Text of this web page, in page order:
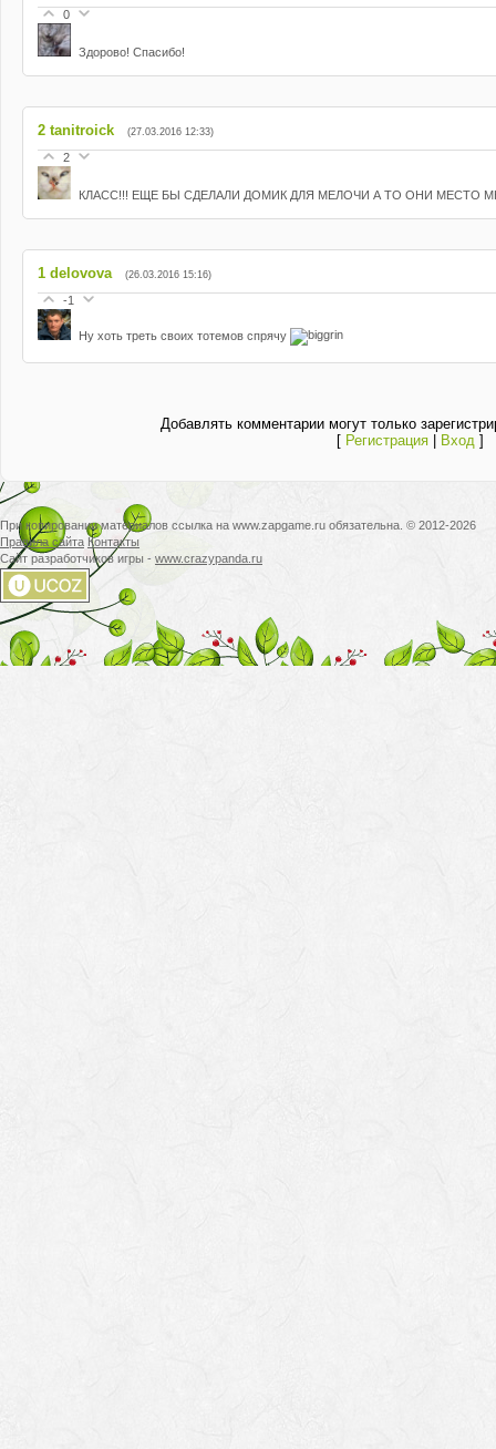
0
Здорово! Спасибо!
2 tanitroick (27.03.2016 12:33)
2
КЛАСС!!! ЕЩЕ БЫ СДЕЛАЛИ ДОМИК ДЛЯ МЕЛОЧИ А ТО ОНИ МЕСТО
1 delovova (26.03.2016 15:16)
-1
Ну хоть треть своих тотемов спрячу
Добавлять комментарии могут только
[ Регистрация| Вход]
При копировании материалов ссылка на www.zapgame.ru обязательна. © 2012-2026
Правила сайта Контакты
Сайт разработчиков игры - www.crazypanda.ru